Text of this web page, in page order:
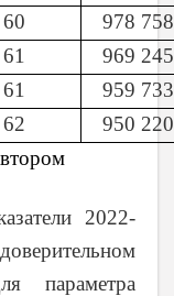
60
978 758
61
969 245
61
959 733
62
950 220
2022-
параметра